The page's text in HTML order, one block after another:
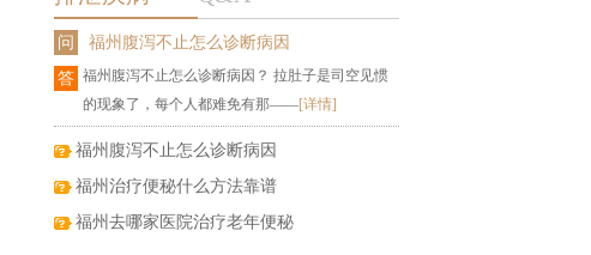
问
福州腹泻不止怎么诊断病因
答 福州腹泻不止怎么诊断病因？ 拉肚子是司空见惯
的现象了，每个人都难免有那——[详情]
福州腹泻不止怎么诊断病因
福州治疗便秘什么方法靠谱
福州去哪家医院治疗老年便秘